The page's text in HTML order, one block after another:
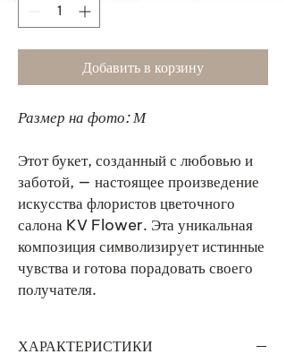
Добавить в корзину
Размер на фото: М
Этот букет, созданный с любовью и
заботой, — настоящее произведение
искусства флористов цветочного
салона KV Flower. Эта уникальная
композиция символизирует истинные
чувства и готова порадовать своего
получателя.
ХАРАКТЕРИСТИКИ